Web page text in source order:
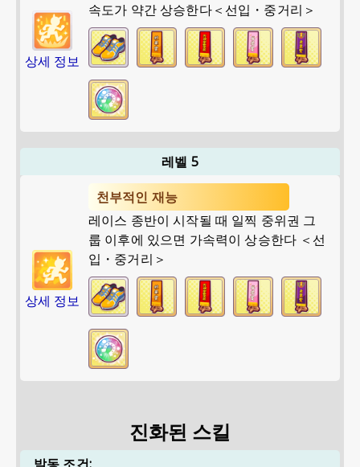
상세 정보
속도가 약간 상승한다＜선입・중거리＞
레벨 5
상세 정보
천부적인 재능
레이스 종반이 시작될 때 일찍 중위권 그
룹 이후에 있으면 가속력이 상승한다 ＜선
입・중거리＞
진화된 스킬